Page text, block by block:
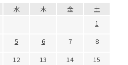
水 木 金
土
1
5 6 7
8
12 13 14
15